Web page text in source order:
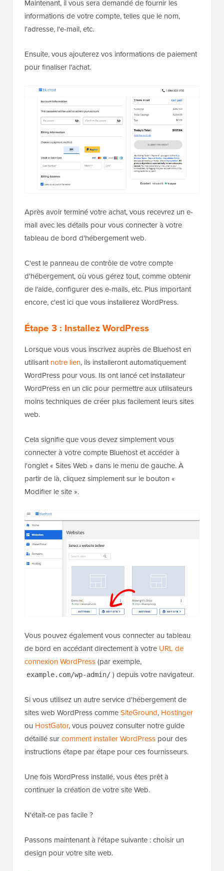
Maintenant, il vous sera demandé de fournir les
informations de votre compte, telles que le nom,
l'adresse, l'e-mail, etc.
Ensuite, vous ajouterez vos informations de paiement
pour finaliser l'achat.
Après avoir terminé votre achat, vous recevrez un e-
mail avec les détails pour vous connecter à votre
tableau de bord d'hébergement web.
C'est le panneau de contrôle de votre compte
d'hébergement, où vous gérez tout, comme obtenir
de l'aide, configurer des e-mails, etc. Plus important
encore, c'est ici que vous installerez WordPress.
Étape 3 : Installez WordPress
Lorsque vous vous inscrivez auprès de Bluehost en
utilisantnotre lien, ils installeront automatiquement
WordPress pour vous. Ils ont lancé cet installateur
WordPress en un clic pour permettre aux utilisateurs
moins techniques de créer plus facilement leurs sites
web.
Cela signifie que vous devez simplement vous
connecter à votre compte Bluehost et accéder à
l'onglet « Sites Web » dans le menu de gauche. À
partir de là, cliquez simplement sur le bouton «
Modifier le site ».
Vous pouvez également vous connecter au tableau
de bord en accédant directement à votre URL de
connexion WordPress(par exemple,
example.com/wp-admin/ ) depuis votre navigateur.
Si vous utilisez un autre service d'hébergement de
sites web WordPress commeSiteGround, Hostinger
ou HostGator, vous pouvez consulter notre guide
détaillé surcomment installer WordPress pour des
instructions étape par étape pour ces fournisseurs.
Une fois WordPress installé, vous êtes prêt à
continuer la création de votre site Web.
N'était-ce pas facile ?
Passons maintenant à l'étape suivante : choisir un
design pour votre site web.